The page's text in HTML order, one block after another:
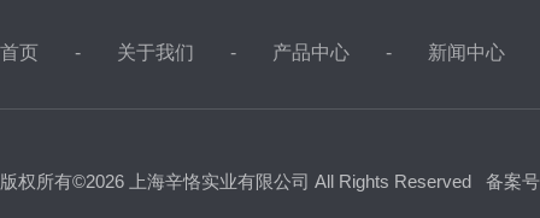
首页 关于我们 产品中心 新闻中心
版权所有©2026 上海辛恪实业有限公司 All Rights Reserved 备案